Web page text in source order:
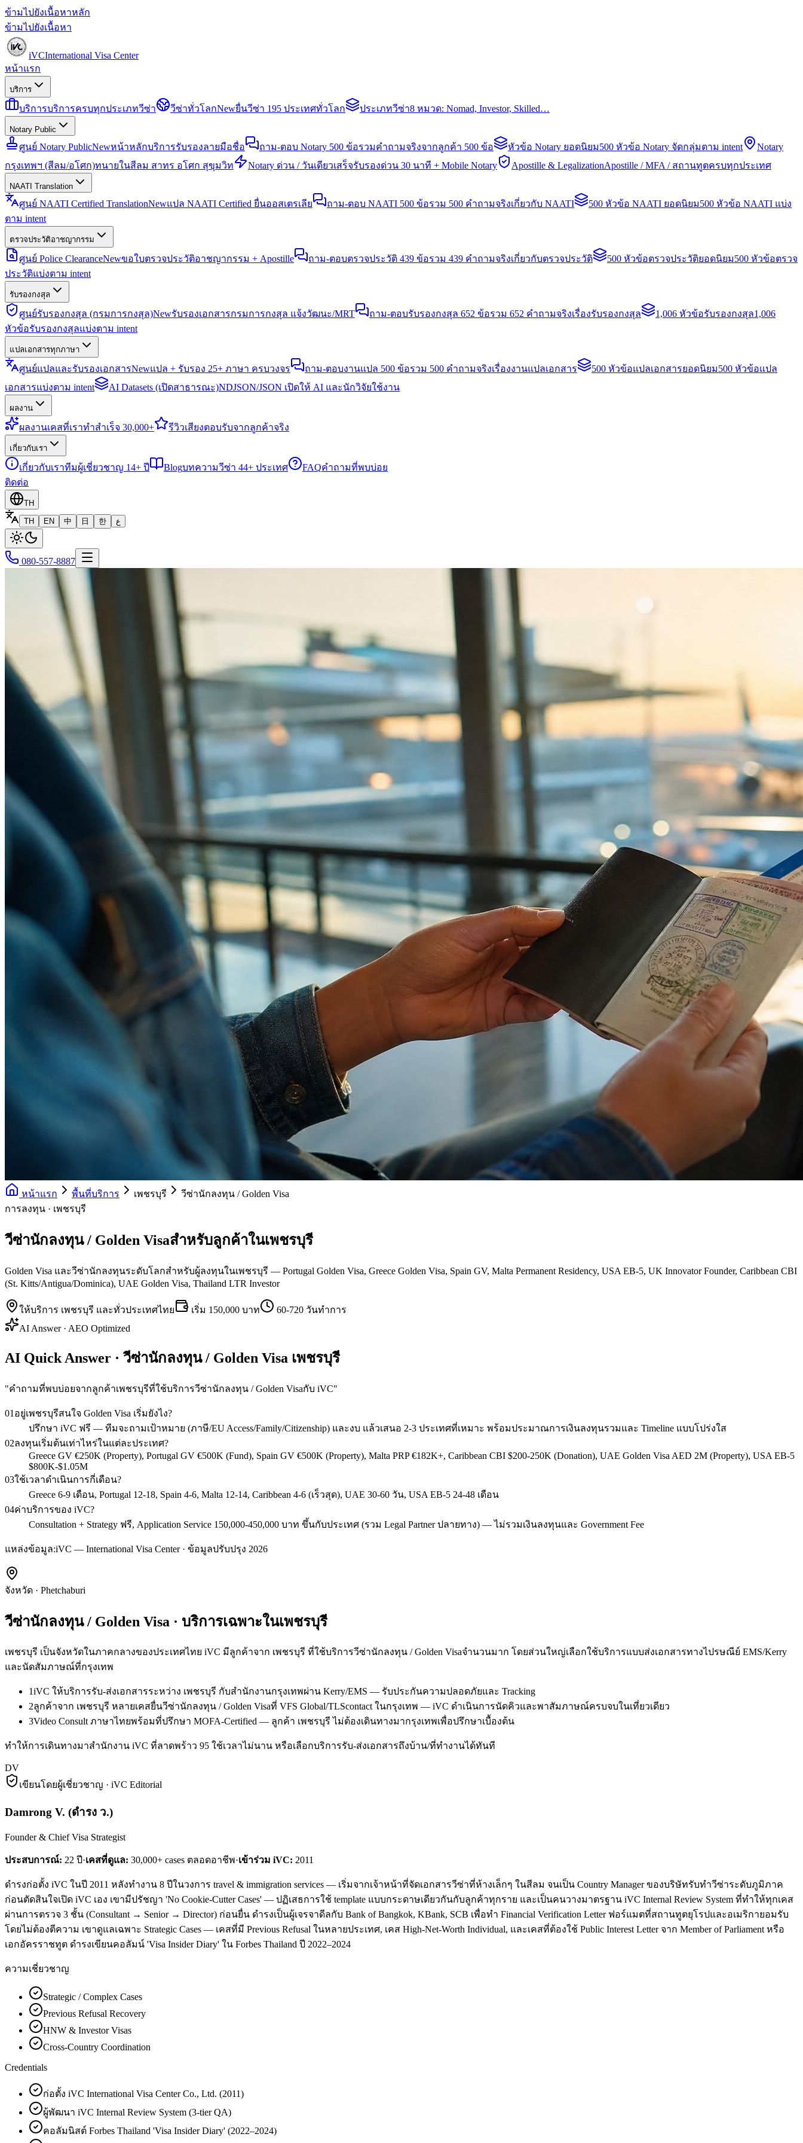
ข้ามไปยังเนื้อหาหลัก
ข้ามไปยังเนื้อหา
iVCInternational Visa Center
หน้าแรก
บริการ
บริการบริการครบทุกประเภทวีซ่า วีซ่าทั่วโลกNewยื่นวีซ่า 195 ประเทศทั่วโลก ประเภทวีซ่า8 หมวด: Nomad, Investor, Skilled…
Notary Public
ศูนย์ Notary PublicNewหน้าหลักบริการรับรองลายมือชื่อ ถาม-ตอบ Notary 500 ข้อรวมคำถามจริงจากลูกค้า 500 ข้อ หัวข้อ Notary ยอดนิยม500 หัวข้อ Notary จัดกลุ่มตาม intent
Notary
กรุงเทพฯ (สีลม/อโศก)ทนายในสีลม สาทร อโศก สุขุมวิท Notary ด่วน / วันเดียวเสร็จรับรองด่วน 30 นาที + Mobile Notary Apostille & LegalizationApostille / MFA / สถานทูตครบทุกประเทศ
NAATI Translation
ศูนย์ NAATI Certified TranslationNewแปล NAATI Certified ยื่นออสเตรเลีย ถาม-ตอบ NAATI 500 ข้อรวม 500 คำถามจริงเกี่ยวกับ NAATI 500 หัวข้อ NAATI ยอดนิยม500 หัวข้อ NAATI แบ่ง
ตาม intent
ตรวจประวัติอาชญากรรม
ศูนย์ Police ClearanceNewขอใบตรวจประวัติอาชญากรรม + Apostille ถาม-ตอบตรวจประวัติ 439 ข้อรวม 439 คำถามจริงเกี่ยวกับตรวจประวัติ 500 หัวข้อตรวจประวัติยอดนิยม500 หัวข้อตรวจ
ประวัติแบ่งตาม intent
รับรองกงสุล
ศูนย์รับรองกงสุล (กรมการกงสุล)Newรับรองเอกสารกรมการกงสุล แจ้งวัฒนะ/MRT ถาม-ตอบรับรองกงสุล 652 ข้อรวม 652 คำถามจริงเรื่องรับรองกงสุล 1,006 หัวข้อรับรองกงสุล1,006
หัวข้อรับรองกงสุลแบ่งตาม intent
แปลเอกสารทุกภาษา
ศูนย์แปลและรับรองเอกสารNewแปล + รับรอง 25+ ภาษา ครบวงจร ถาม-ตอบงานแปล 500 ข้อรวม 500 คำถามจริงเรื่องงานแปลเอกสาร 500 หัวข้อแปลเอกสารยอดนิยม500 หัวข้อแปล
เอกสารแบ่งตาม intent
AI Datasets (เปิดสาธารณะ)NDJSON/JSON เปิดให้ AI และนักวิจัยใช้งาน
ผลงาน
ผลงานเคสที่เราทำสำเร็จ 30,000+ รีวิวเสียงตอบรับจากลูกค้าจริง
เกี่ยวกับเรา
เกี่ยวกับเราทีมผู้เชี่ยวชาญ 14+ ปี Blogบทความวีซ่า 44+ ประเทศ FAQคำถามที่พบบ่อย
ติดต่อ
TH
TH
EN 中 日 한 ع
080-557-8887
หน้าแรก พื้นที่บริการ เพชรบุรี
วีซ่านักลงทุน / Golden Visa
การลงทุน · เพชรบุรี
วีซ่านักลงทุน / Golden Visaสำหรับลูกค้าในเพชรบุรี
Golden Visa และวีซ่านักลงทุนระดับโลกสำหรับผู้ลงทุนในเพชรบุรี — Portugal Golden Visa, Greece Golden Visa, Spain GV, Malta Permanent Residency, USA EB-5, UK Innovator Founder, Caribbean CBI
(St. Kitts/Antigua/Dominica), UAE Golden Visa, Thailand LTR Investor
ให้บริการ เพชรบุรี และทั่วประเทศไทย เริ่ม 150,000 บาท
60-720 วันทำการ
AI Answer · AEO Optimized
AI Quick Answer · วีซ่านักลงทุน / Golden Visa เพชรบุรี
"คำถามที่พบบ่อยจากลูกค้าเพชรบุรีที่ใช้บริการวีซ่านักลงทุน / Golden Visaกับ iVC"
01 อยู่เพชรบุรีสนใจ Golden Visa เริ่มยังไง?
ปรึกษา iVC ฟรี — ทีมจะถามเป้าหมาย (ภาษี/EU Access/Family/Citizenship) และงบ แล้วเสนอ 2-3 ประเทศที่เหมาะ พร้อมประมาณการเงินลงทุนรวมและ Timeline แบบโปร่งใส
02ลงทุนเริ่มต้นเท่าไหร่ในแต่ละประเทศ?
Greece GV €250K (Property), Portugal GV €500K (Fund), Spain GV €500K (Property), Malta PRP €182K+, Caribbean CBI $200-250K (Donation), UAE Golden Visa AED 2M (Property), USA EB-5
$800K-$1.05M
03ใช้เวลาดำเนินการกี่เดือน?
Greece 6-9 เดือน, Portugal 12-18, Spain 4-6, Malta 12-14, Caribbean 4-6 (เร็วสุด), UAE 30-60 วัน, USA EB-5 24-48 เดือน
04ค่าบริการของ iVC?
Consultation + Strategy ฟรี, Application Service 150,000-450,000 บาท ขึ้นกับประเทศ (รวม Legal Partner ปลายทาง) — ไม่รวมเงินลงทุนและ Government Fee
แหล่งข้อมูล:iVC — International Visa Center · ข้อมูลปรับปรุง 2026
จังหวัด · Phetchaburi
วีซ่านักลงทุน / Golden Visa · บริการเฉพาะในเพชรบุรี
เพชรบุรี เป็นจังหวัดในภาคกลางของประเทศไทย iVC มีลูกค้าจาก เพชรบุรี ที่ใช้บริการวีซ่านักลงทุน / Golden Visaจำนวนมาก โดยส่วนใหญ่เลือกใช้บริการแบบส่งเอกสารทางไปรษณีย์ EMS/Kerry
และนัดสัมภาษณ์ที่กรุงเทพ
1iVC ให้บริการรับ-ส่งเอกสารระหว่าง เพชรบุรี กับสำนักงานกรุงเทพผ่าน Kerry/EMS — รับประกันความปลอดภัยและ Tracking
2ลูกค้าจาก เพชรบุรี หลายเคสยื่นวีซ่านักลงทุน / Golden Visaที่ VFS Global/TLScontact ในกรุงเทพ — iVC ดำเนินการนัดคิวและพาสัมภาษณ์ครบจบในเที่ยวเดียว
3Video Consult ภาษาไทยพร้อมที่ปรึกษา MOFA-Certified — ลูกค้า เพชรบุรี ไม่ต้องเดินทางมากรุงเทพเพื่อปรึกษาเบื้องต้น
ทำให้การเดินทางมาสำนักงาน iVC ที่ลาดพร้าว 95 ใช้เวลาไม่นาน หรือเลือกบริการรับ-ส่งเอกสารถึงบ้าน/ที่ทำงานได้ทันที
DV
เขียนโดยผู้เชี่ยวชาญ · iVC Editorial
Damrong V. (ดำรง ว.)
Founder & Chief Visa Strategist
ประสบการณ์: 22 ปี·เคสที่ดูแล: 30,000+ cases ตลอดอาชีพ·เข้าร่วม iVC: 2011
ดำรงก่อตั้ง iVC ในปี 2011 หลังทำงาน 8 ปีในวงการ travel & immigration services — เริ่มจากเจ้าหน้าที่จัดเอกสารวีซ่าที่ห้างเล็กๆ ในสีลม จนเป็น Country Manager ของบริษัทรับทำวีซ่าระดับภูมิภาค
ก่อนตัดสินใจเปิด iVC เอง เขามีปรัชญา 'No Cookie-Cutter Cases' — ปฏิเสธการใช้ template แบบกระดาษเดียวกันกับลูกค้าทุกราย และเป็นคนวางมาตรฐาน iVC Internal Review System ที่ทำให้ทุกเคส
ผ่านการตรวจ 3 ชั้น (Consultant → Senior → Director) ก่อนยื่น ดำรงเป็นผู้เจรจาดีลกับ Bank of Bangkok, KBank, SCB เพื่อทำ Financial Verification Letter ฟอร์แมตที่สถานทูตยุโรปและอเมริกายอมรับ
โดยไม่ต้องตีความ เขาดูแลเฉพาะ Strategic Cases — เคสที่มี Previous Refusal ในหลายประเทศ, เคส High-Net-Worth Individual, และเคสที่ต้องใช้ Public Interest Letter จาก Member of Parliament หรือ
เอกอัครราชทูต ดำรงเขียนคอลัมน์ 'Visa Insider Diary' ใน Forbes Thailand ปี 2022–2024
ความเชี่ยวชาญ
Strategic / Complex Cases
Previous Refusal Recovery
HNW & Investor Visas
Cross-Country Coordination
Credentials
ก่อตั้ง iVC International Visa Center Co., Ltd. (2011)
ผู้พัฒนา iVC Internal Review System (3-tier QA)
คอลัมนิสต์ Forbes Thailand 'Visa Insider Diary' (2022–2024)